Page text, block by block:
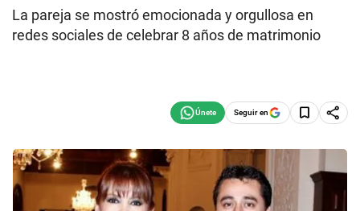
La pareja se mostró emocionada y orgullosa en
redes sociales de celebrar 8 años de matrimonio
Seguir en